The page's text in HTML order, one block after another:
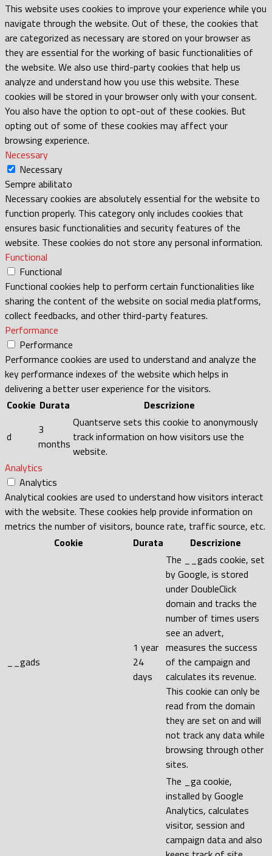
This website uses cookies to improve your experience while you
navigate through the website. Out of these, the cookies that
are categorized as necessary are stored on your browser as
they are essential for the working of basic functionalities of
the website. We also use third-party cookies that help us
analyze and understand how you use this website. These
cookies will be stored in your browser only with your consent.
You also have the option to opt-out of these cookies. But
opting out of some of these cookies may affect your
browsing experience.
Necessary
Necessary
Sempre abilitato
Necessary cookies are absolutely essential for the website to
function properly. This category only includes cookies that
ensures basic functionalities and security features of the
website. These cookies do not store any personal information.
Functional
Functional
Functional cookies help to perform certain functionalities like
sharing the content of the website on social media platforms,
collect feedbacks, and other third-party features.
Performance
Performance
Performance cookies are used to understand and analyze the
key performance indexes of the website which helps in
delivering a better user experience for the visitors.
Cookie Durata Descrizione
d
3
months
Quantserve sets this cookie to anonymously
track information on how visitors use the
website.
Analytics
Analytics
Analytical cookies are used to understand how visitors interact
with the website. These cookies help provide information on
metrics the number of visitors, bounce rate, traffic source, etc.
Cookie
Durata Descrizione
__gads
1 year
24
days
The __gads cookie, set
by Google, is stored
under DoubleClick
domain and tracks the
number of times users
see an advert,
measures the success
of the campaign and
calculates its revenue.
This cookie can only be
read from the domain
they are set on and will
not track any data while
browsing through other
sites.
The _ga cookie,
installed by Google
Analytics, calculates
visitor, session and
campaign data and also